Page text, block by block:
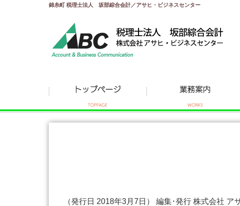
錦糸町 税理士法人 坂部綜合会計／アサヒ・ビジネスセンター
（発行日 2018年3月7日） 編集･発行 株式会社 ア